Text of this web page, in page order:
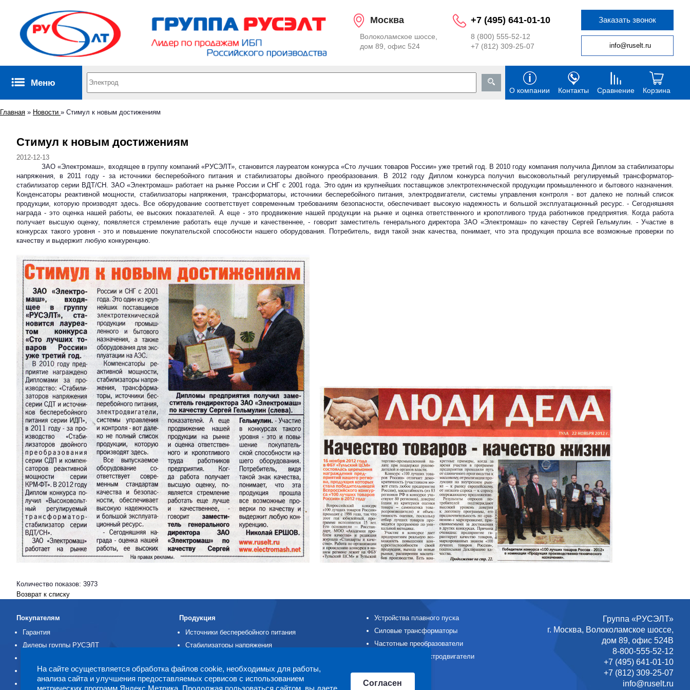
Москва
Волоколамское шоссе,
дом 89, офис 524
+7 (495) 641-01-10
8 (800) 555-52-12
+7 (812) 309-25-07
Заказать звонок
info@ruselt.ru
Меню
О компании Контакты Сравнение Корзина
Главная » Новости » Стимул к новым достижениям
Стимул к новым достижениям
2012-12-13
ЗАО «Электромаш», входящее в группу компаний «РУСЭЛТ», становится лауреатом конкурса «Сто лучших товаров России» уже третий год. В 2010 году компания получила Диплом за стабилизаторы
напряжения, в 2011 году - за источники бесперебойного питания и стабилизаторы двойного преобразования. В 2012 году Диплом конкурса получил высоковольтный регулируемый трансформатор-
стабилизатор серии ВДТ/СН. ЗАО «Электромаш» работает на рынке России и СНГ с 2001 года. Это один из крупнейших поставщиков электротехнической продукции промышленного и бытового назначения.
Конденсаторы реактивной мощности, стабилизаторы напряжения, трансформаторы, источники бесперебойного питания, электродвигатели, системы управления контроля - вот далеко не полный список
продукции, которую производят здесь. Все оборудование соответствует современным требованиям безопасности, обеспечивает высокую надежность и большой эксплуатационный ресурс. - Сегодняшняя
награда - это оценка нашей работы, ее высоких показателей. А еще - это продвижение нашей продукции на рынке и оценка ответственного и кропотливого труда работников предприятия. Когда работа
получает высшую оценку, появляется стремление работать еще лучше и качественнее, - говорит заместитель генерального директора ЗАО «Электромаш» по качеству Сергей Гельмулин. - Участие в
конкурсах такого уровня - это и повышение покупательской способности нашего оборудования. Потребитель, видя такой знак качества, понимает, что эта продукция прошла все возможные проверки по
качеству и выдержит любую конкуренцию.
Количество показов: 3973
Возврат к списку
Покупателям
Гарантия
Дилеры группы РУСЭЛТ
Опросные листы
Сертификаты
Продукция
Источники бесперебойного питания
Стабилизаторы напряжения
ПАРН
Распределительные устройства
Устройства плавного пуска
Силовые трансформаторы
Частотные преобразователи
Асинхронные электродвигатели
Группа «РУСЭЛТ»
г. Москва, Волоколамское шоссе,
дом 89, офис 524В
8-800-555-52-12
+7 (495) 641-01-10
+7 (812) 309-25-07
info@ruselt.ru
На сайте осуществляется обработка файлов cookie, необходимых для работы,
анализа сайта и улучшения предоставляемых сервисов с использованием
метрических программ Яндекс.Метрика. Продолжая пользоваться сайтом, вы даете
Согласен